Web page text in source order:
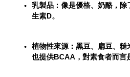
乳製品 ：像是優格、奶酪，
生素D。
植物性來源 ：黑豆、扁豆、
也提供BCAA，對素食者而言